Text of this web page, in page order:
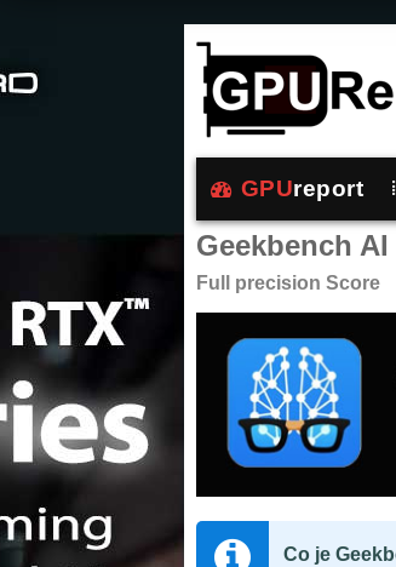
GPUreport
Geekbench AI
Full precision Score
Co je